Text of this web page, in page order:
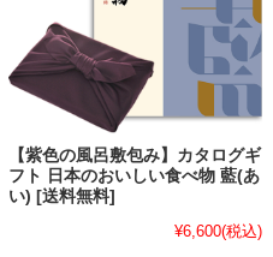
【紫色の風呂敷包み】カタログギ
フト 日本のおいしい食べ物 藍(あ
い) [送料無料]
¥6,600(税込)